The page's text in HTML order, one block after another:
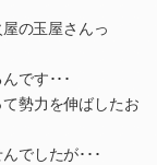
の玉屋さんっ
です･･･
勢力を伸ばしたお
でしたが･･･